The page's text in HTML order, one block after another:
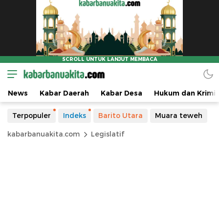
News Kabar Daerah Kabar Desa Hukum dan
Terpopuler Indeks Barito Utara Muara teweh
kabarbanuakita.com Legislatif